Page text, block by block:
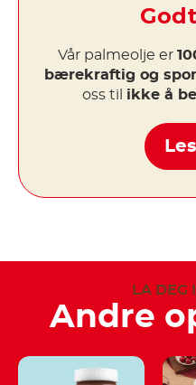
Vår palmeolje er
bærekraftig og
oss til ikke å
LA DEG
Andre